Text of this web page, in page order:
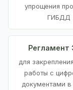
упрощения
ГИБДД
для
работы с
документами в